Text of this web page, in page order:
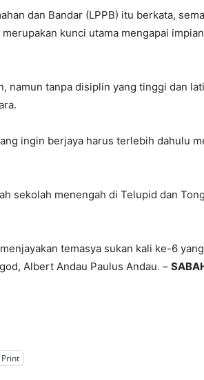
dan Bandar (LPPB) itu berkata,
kunci utama mengapai
namun tanpa disiplin yang tinggi dan
ingin berjaya harus terlebih dahulu
sekolah menengah di Telupid dan
temasya sukan kali ke-6
Albert Andau Paulus Andau. –
Print